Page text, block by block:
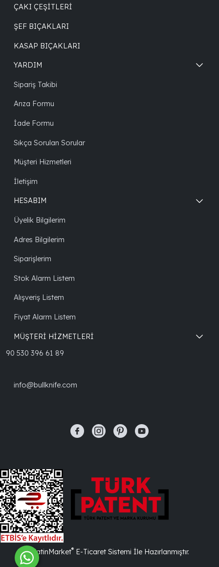
ÇAKI ÇEŞITLERI
ŞEF BIÇAKLARI
KASAP BIÇAKLARI
YARDIM
Sipariş Takibi
Arıza Formu
İade Formu
Sıkça Sorulan Sorular
Müşteri Hizmetleri
İletişim
HESABIM
Üyelik Bilgilerim
Adres Bilgilerim
Siparişlerim
Stok Alarm Listem
Alışveriş Listem
Fiyat Alarm Listem
MÜŞTERİ HİZMETLERİ
90 530 396 61 89
info@bullknife.com
PlatinMarket® E-Ticaret Sistemi İle Hazırlanmıştır.